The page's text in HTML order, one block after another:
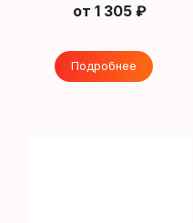
от 1 305 ₽
Подробнее